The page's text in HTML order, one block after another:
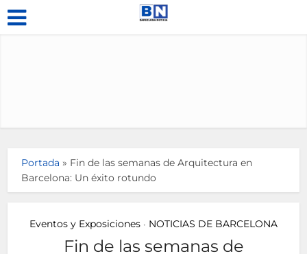
Portada » Fin de las semanas de Arquitectura en
Barcelona: Un éxito rotundo
Eventos y Exposiciones • NOTICIAS DE BARCELONA
Fin de las semanas de